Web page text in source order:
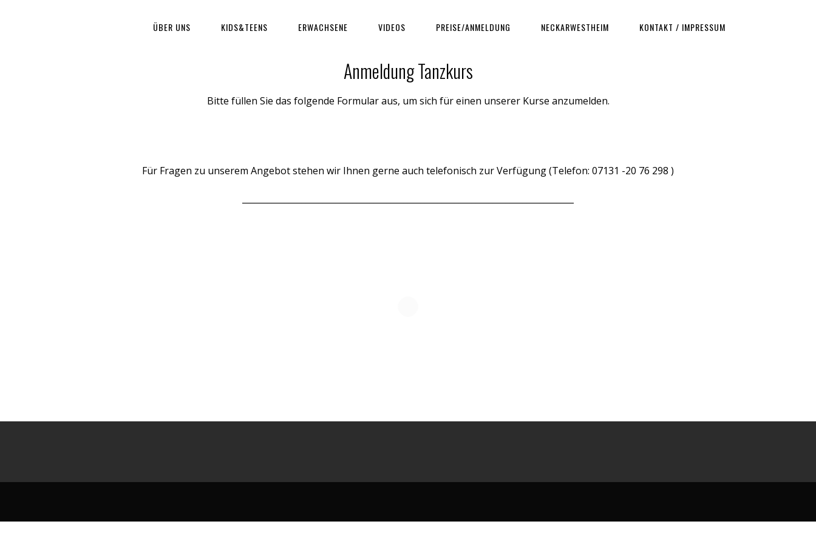
ÜBER UNS KIDS&TEENS ERWACHSENE VIDEOS PREISE/ANMELDUNG NECKARWESTHEIM KONTAKT / IMPRESSUM
Anmeldung Tanzkurs
Bitte füllen Sie das folgende Formular aus, um sich für einen unserer Kurse anzumelden.
Für Fragen zu unserem Angebot stehen wir Ihnen gerne auch telefonisch zur Verfügung (Telefon: 07131 -20 76 298 )